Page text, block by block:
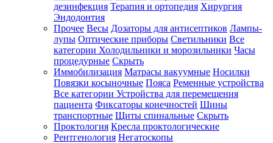
дезинфекция Терапия и ортопедия Хирургия
Эндодонтия
Прочее Весы Дозаторы для антисептиков Лампы-
лупы Оптические приборы Светильники Все
категории Холодильники и морозильники Часы
процедурные Скрыть
Иммобилизация Матрасы вакуумные Носилки
Повязки косыночные Пояса Ременные устройства
Все категории Устройства для перемещения
пациента Фиксаторы конечностей Шины
транспортные Щиты спинальные Скрыть
Проктология Кресла проктологические
Рентгенология Негатоскопы